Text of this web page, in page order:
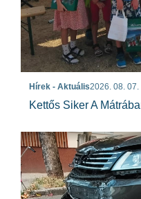
Hírek - Aktuális2026. 08. 07.
Kettős Siker A